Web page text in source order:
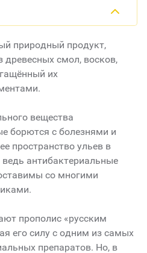
природный продукт,
смол, восков,
их
вещества
борются с болезнями и
пространство ульев в
ведь антибактериальные
со многими
прополис «русским
его силу с одним из самых
препаратов. Но, в